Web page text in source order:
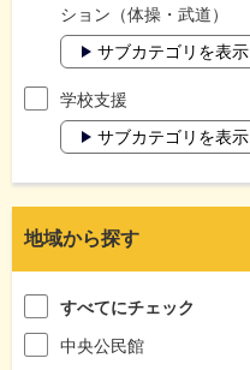
ション（体操・武道）
サブカテゴリを表示
学校支援
サブカテゴリを表示
地域から探す
すべてにチェック
中央公民館